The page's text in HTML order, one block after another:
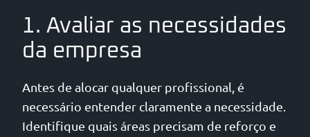
1. Avaliar as necessidades
da empresa
Antes de alocar qualquer profissional, é
necessário entender claramente a necessidade.
Identifique quais áreas precisam de reforço e